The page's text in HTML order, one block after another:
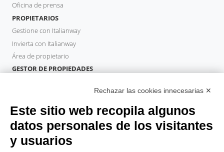
Oficina de prensa
PROPIETARIOS
Gestione con Italianway
Invierta con Italianway
Área de propietario
GESTOR DE PROPIEDADES
HUÉSPEDES
Reserve una estancia
Estancias largas
Experiencias para los Huéspedes
Rechazar las cookies innecesarias ✕
Este sitio web recopila algunos
datos personales de los visitantes
y usuarios